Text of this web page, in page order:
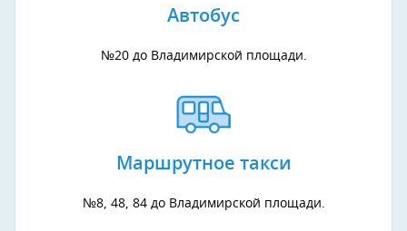
Автобус
№20 до Владимирской площади.
Маршрутное такси
№8, 48, 84 до Владимирской площади.